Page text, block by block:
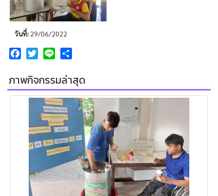
วันที่: 29/06/2022
FacebookTwitterLine
ภาพกิจกรรมล่าสุด